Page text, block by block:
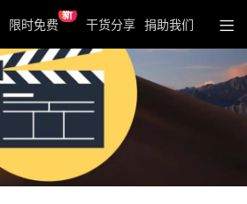
限时免费
新
干货分享 捐助我们